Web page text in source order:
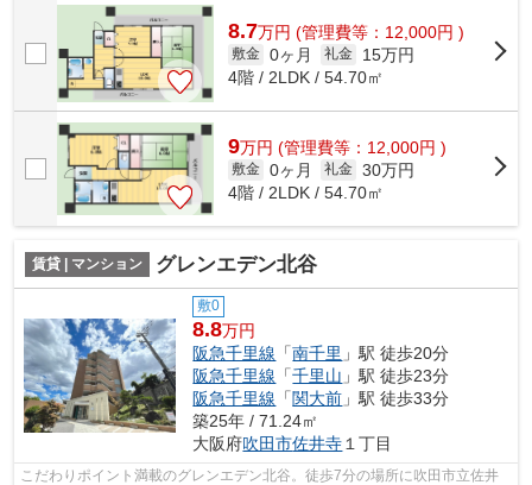
8.7万円 (管理費等：12,000円 )
敷金 0ヶ月 礼金
15万円
4階 / 2LDK / 54.70㎡
9万円 (管理費等：12,000円 )
敷金 0ヶ月 礼金 30万円
4階 / 2LDK / 54.70㎡
賃貸 | マンション グレンエデン北谷
敷0
8.8万円
阪急千里線 「南千里 」駅 徒歩20分
阪急千里線 「千里山 」駅 徒歩23分
阪急千里線 「関大前 」駅 徒歩33分
築25年 / 71.24㎡
大阪府吹田市佐井寺 １丁目
こだわりポイント満載のグレンエデン北谷。徒歩7分の場所に吹田市立佐井